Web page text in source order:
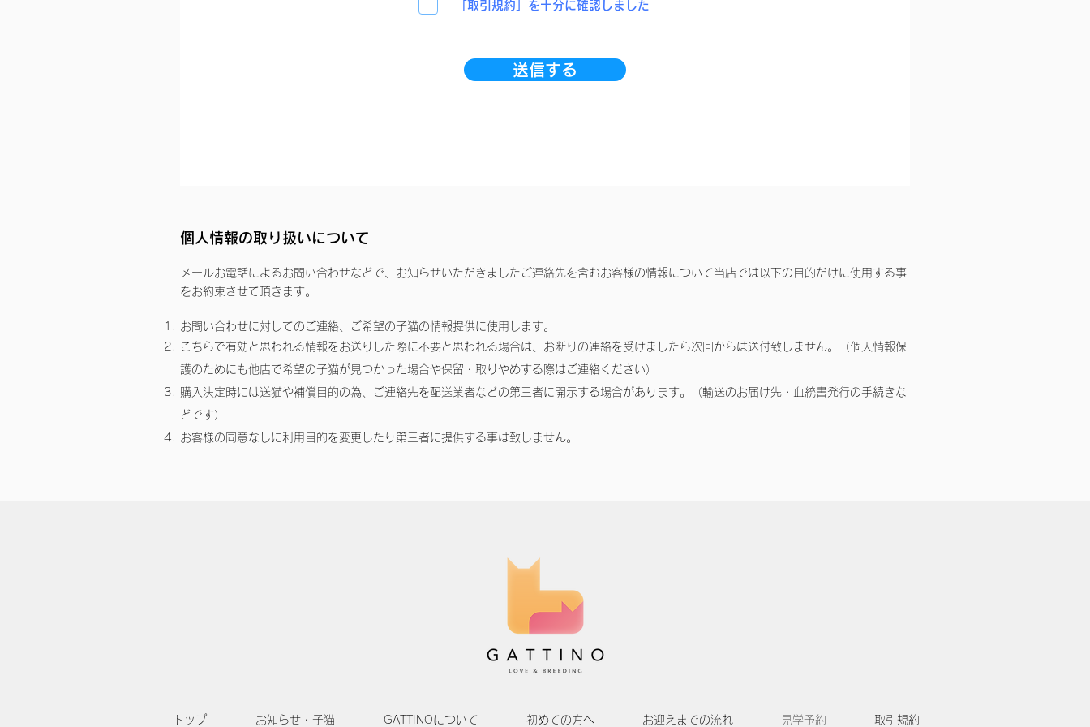
「取引規約」を十分に確認しました
送信する
個人情報の取り扱いについて
メールお電話によるお問い合わせなどで、お知らせいただきましたご連絡先を含むお客様の情報について当店では以下の目的だけに使用する事
をお約束させて頂きます。
お問い合わせに対してのご連絡、ご希望の子猫の情報提供に使用します。
こちらで有効と思われる情報をお送りした際に不要と思われる場合は、お断りの連絡を受けましたら次回からは送付致しません。（個人情報保
護のためにも他店で希望の子猫が見つかった場合や保留・取りやめする際はご連絡ください）
購入決定時には送猫や補償目的の為、ご連絡先を配送業者などの第三者に開示する場合があります。（輸送のお届け先・血統書発行の手続きな
どです）
お客様の同意なしに利用目的を変更したり第三者に提供する事は致しません。
トップ お知らせ・子猫 GATTINOについて 初めての方へ お迎えまでの流れ 見学予約 取引規約